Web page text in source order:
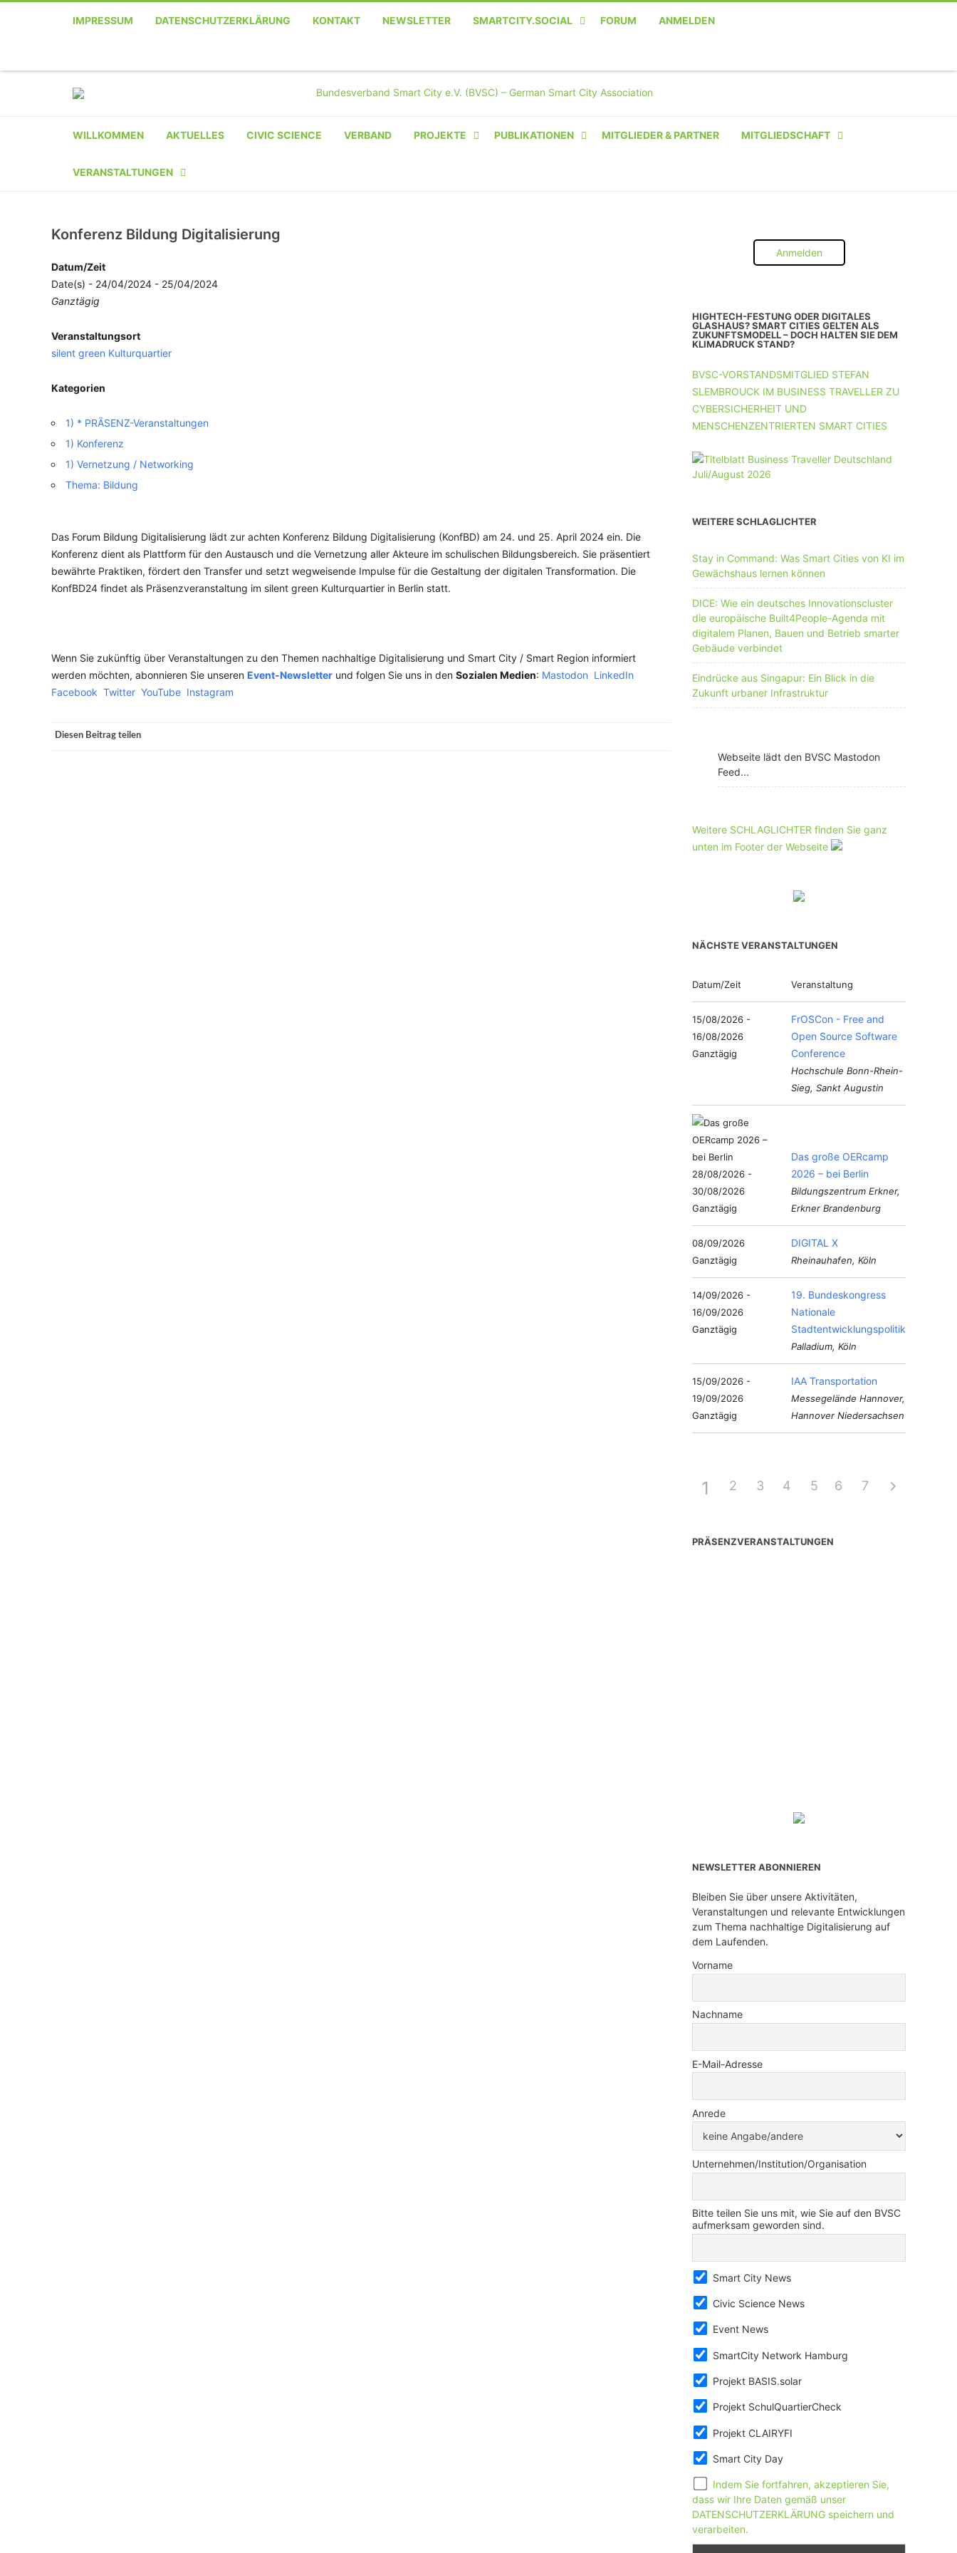
IMPRESSUM DATENSCHUTZERKLÄRUNG KONTAKT NEWSLETTER SMARTCITY.SOCIAL FORUM ANMELDEN
TelefonFacebook
WILLKOMMEN AKTUELLES CIVIC SCIENCE VERBAND PROJEKTE PUBLIKATIONEN MITGLIEDER & PARTNER MITGLIEDSCHAFT
INSTITUTION
UNTERNEHMEN MIT 11-50 MA
VERANSTALTUNGEN
VERANSTALTER-
REGISTRIERUNG
VERANSTALTUNG
VERANSTALTUNGSORTE
Konferenz Bildung Digitalisierung
Datum/Zeit
Date(s) - 24/04/2024 - 25/04/2024
Ganztägig
Veranstaltungsort
silent green Kulturquartier
Kategorien
1) * PRÄSENZ-Veranstaltungen
1) Konferenz
1) Vernetzung / Networking
Thema: Bildung
Das Forum Bildung Digitalisierung lädt zur achten Konferenz Bildung Digitalisierung (KonfBD) am 24. und 25. April 2024 ein. Die
Konferenz dient als Plattform für den Austausch und die Vernetzung aller Akteure im schulischen Bildungsbereich. Sie präsentiert
bewährte Praktiken, fördert den Transfer und setzt wegweisende Impulse für die Gestaltung der digitalen Transformation. Die
KonfBD24 findet als Präsenzveranstaltung im silent green Kulturquartier in Berlin statt.
Wenn Sie zukünftig über Veranstaltungen zu den Themen nachhaltige Digitalisierung und Smart City / Smart Region informiert
werden möchten, abonnieren Sie unseren Event-Newsletter und folgen Sie uns in den Sozialen Medien: Mastodon LinkedIn
Facebook Twitter YouTube Instagram
Diesen Beitrag teilen
Anmelden
HIGHTECH-FESTUNG ODER DIGITALES
GLASHAUS? SMART CITIES GELTEN ALS
ZUKUNFTSMODELL – DOCH HALTEN SIE DEM
KLIMADRUCK STAND?
BVSC-VORSTANDSMITGLIED STEFAN
SLEMBROUCK IM BUSINESS TRAVELLER ZU
CYBERSICHERHEIT UND
MENSCHENZENTRIERTEN SMART CITIES
WEITERE SCHLAGLICHTER
Stay in Command: Was Smart Cities von KI im
Gewächshaus lernen können
DICE: Wie ein deutsches Innovationscluster
die europäische Built4People-Agenda mit
digitalem Planen, Bauen und Betrieb smarter
Gebäude verbindet
Eindrücke aus Singapur: Ein Blick in die
Zukunft urbaner Infrastruktur
Webseite lädt den BVSC Mastodon
Feed...
Weitere SCHLAGLICHTER finden Sie ganz
unten im Footer der Webseite
NÄCHSTE VERANSTALTUNGEN
Datum/Zeit Veranstaltung
15/08/2026 -
16/08/2026
Ganztägig
FrOSCon - Free and
Open Source Software
Conference
Hochschule Bonn-Rhein-
Sieg, Sankt Augustin
28/08/2026 -
30/08/2026
Ganztägig
Das große OERcamp
2026 – bei Berlin
Bildungszentrum Erkner,
Erkner Brandenburg
08/09/2026
Ganztägig
DIGITAL X
Rheinauhafen, Köln
14/09/2026 -
16/09/2026
Ganztägig
19. Bundeskongress
Nationale
Stadtentwicklungspolitik
Palladium, Köln
15/09/2026 -
19/09/2026
Ganztägig
IAA Transportation
Messegelände Hannover,
Hannover Niedersachsen
1 2 3 4 5 6 7
PRÄSENZVERANSTALTUNGEN
NEWSLETTER ABONNIEREN
Bleiben Sie über unsere Aktivitäten,
Veranstaltungen und relevante Entwicklungen
zum Thema nachhaltige Digitalisierung auf
dem Laufenden.
Vorname
Nachname
E-Mail-Adresse
Anrede
Unternehmen/Institution/Organisation
Bitte teilen Sie uns mit, wie Sie auf den BVSC
aufmerksam geworden sind.
Smart City News
Civic Science News
Event News
SmartCity Network Hamburg
Projekt BASIS.solar
Projekt SchulQuartierCheck
Projekt CLAIRYFI
Smart City Day
Indem Sie fortfahren, akzeptieren Sie,
dass wir Ihre Daten gemäß unser
DATENSCHUTZERKLÄRUNG speichern und
verarbeiten.